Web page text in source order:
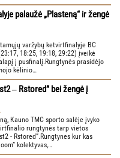
palaužė „Plasteną“ ir žengė
varžybų ketvirtfinalyje BC
18:25, 19:18, 29:22) įveikė
į pusfinalį.Rungtynės prasidėjo
kėlinio…
‒ Rstored” bei žengė į
Kauno TMC sporto salėje įvyko
rungtynės tarp vietos
- Rstored”.Rungtynes kur kas
kolektyvas,…